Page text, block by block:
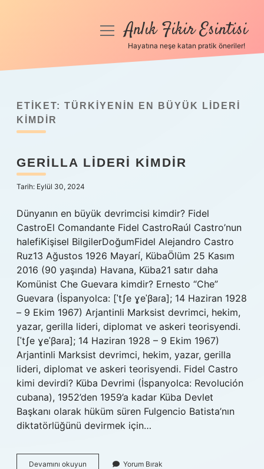
Anasayfa
Yasal Uyarı
menüyüAnlık Fikir Esintisi
Hayatına neşe katan pratik öneriler!
ETIKET: TÜRKIYENIN EN BÜYÜK LIDERI
KIMDIR
GERILLA LIDERI KIMDIR
Tarih: Eylül 30, 2024
Dünyanın en büyük devrimcisi kimdir? Fidel
CastroEl Comandante Fidel CastroRaúl Castro’nun
halefiKişisel BilgilerDoğumFidel Alejandro Castro
Ruz13 Ağustos 1926 Mayarí, KübaÖlüm 25 Kasım
2016 (90 yaşında) Havana, Küba21 satır daha
Komünist Che Guevara kimdir? Ernesto “Che”
Guevara (İspanyolca: [ˈtʃe ɣeˈβaɾa]; 14 Haziran 1928
– 9 Ekim 1967) Arjantinli Marksist devrimci, hekim,
yazar, gerilla lideri, diplomat ve askeri teorisyendi.
[ˈtʃe ɣeˈβaɾa]; 14 Haziran 1928 – 9 Ekim 1967)
Arjantinli Marksist devrimci, hekim, yazar, gerilla
lideri, diplomat ve askeri teorisyendi. Fidel Castro
kimi devirdi? Küba Devrimi (İspanyolca: Revolución
cubana), 1952’den 1959’a kadar Küba Devlet
Başkanı olarak hüküm süren Fulgencio Batista’nın
diktatörlüğünü devirmek için…
Devamını okuyun Yorum Bırak